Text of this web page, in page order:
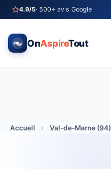
4.9/5· 500+ avis Google
OnAspireTout
Accueil › Val-de-Marne (94)